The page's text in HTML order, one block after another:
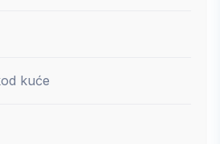
kuće